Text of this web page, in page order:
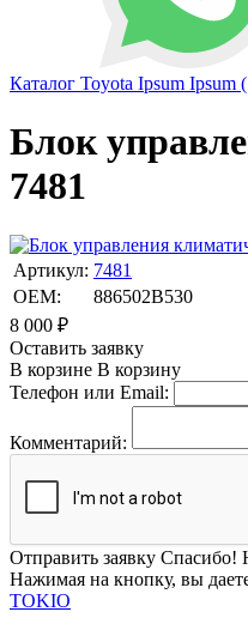
Каталог Toyota Ipsum Ipsum
Блок
7481
Артикул: 7481
OEM:
886502B530
8 000 ₽
Оставить заявку
В корзине В корзину
Телефон или Email:
Комментарий:
Отправить заявку Спасибо!
Нажимая на кнопку, вы
TOKIO